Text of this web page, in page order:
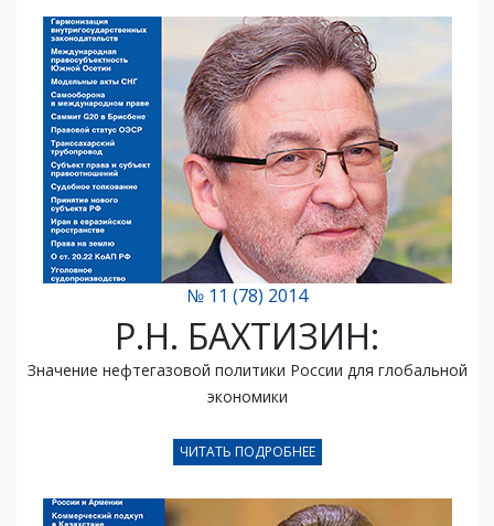
№ 11 (78) 2014
Р.Н. БАХТИЗИН:
Значение нефтегазовой политики России для глобальной
экономики
ЧИТАТЬ ПОДРОБНЕЕ